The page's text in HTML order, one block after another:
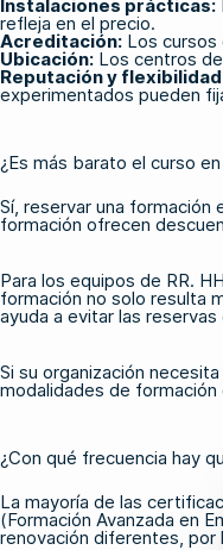
Instalaciones prácticas:
refleja en el precio.
Acreditación: Los cursos
Ubicación: Los centros
Reputación y
experimentados pueden
¿Es más barato el curso
Sí, reservar una
formación ofrecen
Para los equipos de RR.
formación no solo resulta
ayuda a evitar las
Si su organización
modalidades de
¿Con qué frecuencia hay
La mayoría de las
(Formación Avanzada en
renovación diferentes, por